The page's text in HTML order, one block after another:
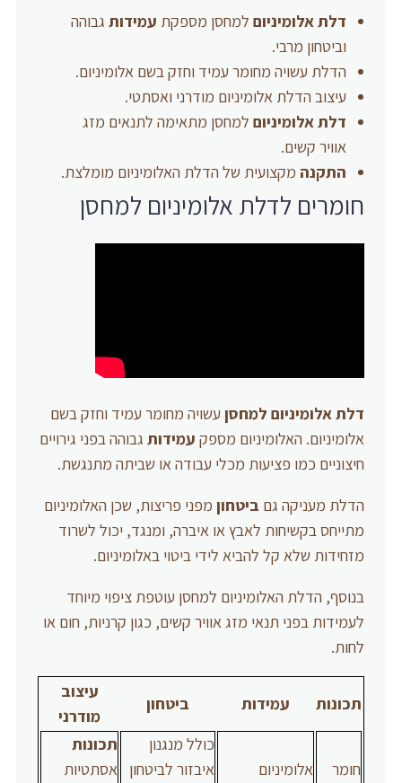
דלת אלומיניוםלמחסן מספקת עמידותגבוהה
וביטחון מרבי.
הדלת עשויה מחומר עמיד וחזק בשם אלומיניום.
עיצוב הדלת אלומיניום מודרני ואסתטי.
דלת אלומיניוםלמחסן מתאימה לתנאים מזג
אוויר קשים.
התקנה מקצועית של הדלת האלומיניום מומלצת.
חומרים לדלת אלומיניום למחסן
דלת אלומיניום למחסןעשויה מחומר עמיד וחזק בשם
אלומיניום. האלומיניום מספק עמידותגבוהה בפני גירויים
חיצוניים כמו פציעות מכלי עבודה או שביתה מתנגשת.
הדלת מעניקה גם ביטחוןמפני פריצות, שכן האלומיניום
מתייחס בקשיחות לאבץ או איברה, ומנגד, יכול לשרוד
מזחידות שלא קל להביא לידי ביטוי באלומיניום.
בנוסף, הדלת האלומיניום למחסן עוטפת ציפוי מיוחד
לעמידות בפני תנאי מזג אוויר קשים, כגון קרניות, חום או
לחות.
תכונות עמידות ביטחון
עיצוב
מודרני
חומר אלומיניום
כולל מנגנון
איבזור לביטחון
תכונות
אסתטיות